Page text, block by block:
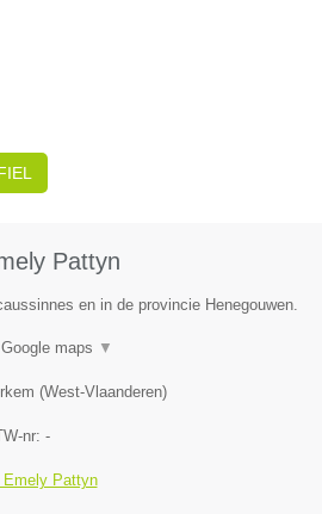
Pattyn
en in de provincie Henegouwen.
Google maps ▼
(West-Vlaanderen)
nr: -
Emely Pattyn